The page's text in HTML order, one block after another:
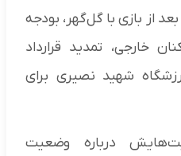
از بازی با گل‌گهر، بودجه
خارجی، تمدید قرارداد
شهید نصیری برای
درباره وضعیت